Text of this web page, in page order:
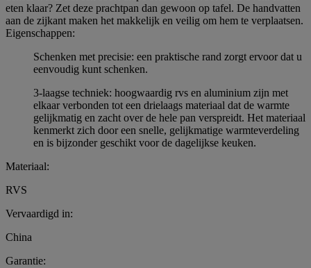
eten klaar? Zet deze prachtpan dan gewoon op tafel. De handvatten
aan de zijkant maken het makkelijk en veilig om hem te verplaatsen.
Eigenschappen:
Schenken met precisie: een praktische rand zorgt ervoor dat u
eenvoudig kunt schenken.
3-laagse techniek: hoogwaardig rvs en aluminium zijn met
elkaar verbonden tot een drielaags materiaal dat de warmte
gelijkmatig en zacht over de hele pan verspreidt. Het materiaal
kenmerkt zich door een snelle, gelijkmatige warmteverdeling
en is bijzonder geschikt voor de dagelijkse keuken.
Materiaal:
RVS
Vervaardigd in:
China
Garantie: